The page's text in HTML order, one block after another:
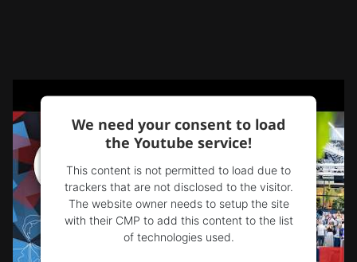
We need your consent to load
the Youtube service!
This content is not permitted to load due to
trackers that are not disclosed to the visitor.
The website owner needs to setup the site
with their CMP to add this content to the list
of technologies used.